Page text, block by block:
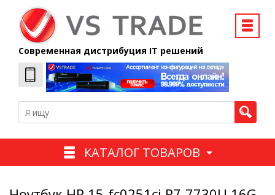
Современная дистрибуция IT решений
КАТАЛОГ ТОВАРОВ